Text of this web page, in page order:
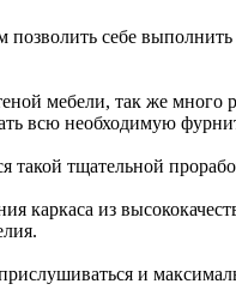
себе выполнить
мебели, так же много
всю необходимую
такой тщательной
каркаса из
и